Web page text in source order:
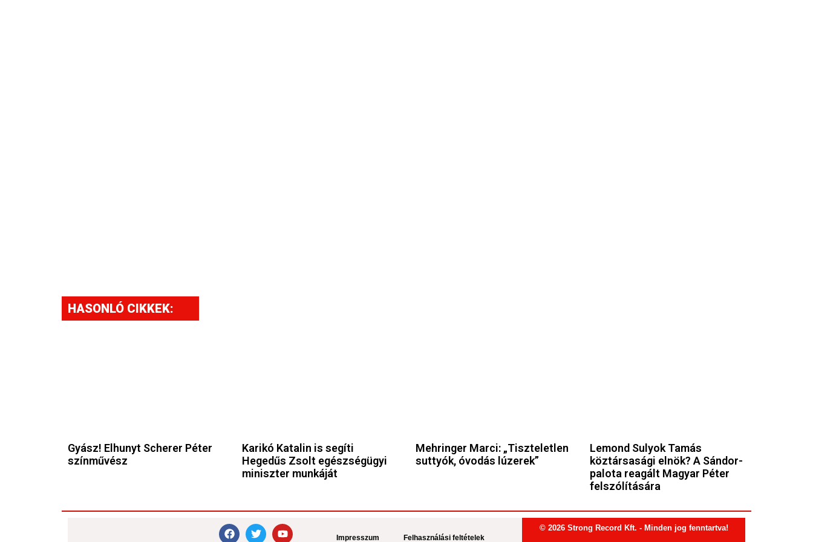
HASONLÓ CIKKEK:
Gyász! Elhunyt Scherer Péter
színművész
Karikó Katalin is segíti
Hegedűs Zsolt egészségügyi
miniszter munkáját
Mehringer Marci: „Tiszteletlen
suttyók, óvodás lúzerek”
Lemond Sulyok Tamás
köztársasági elnök? A Sándor-
palota reagált Magyar Péter
felszólítására
Impresszum Felhasználási feltételek
© 2026 Strong Record Kft. - Minden jog fenntartva!